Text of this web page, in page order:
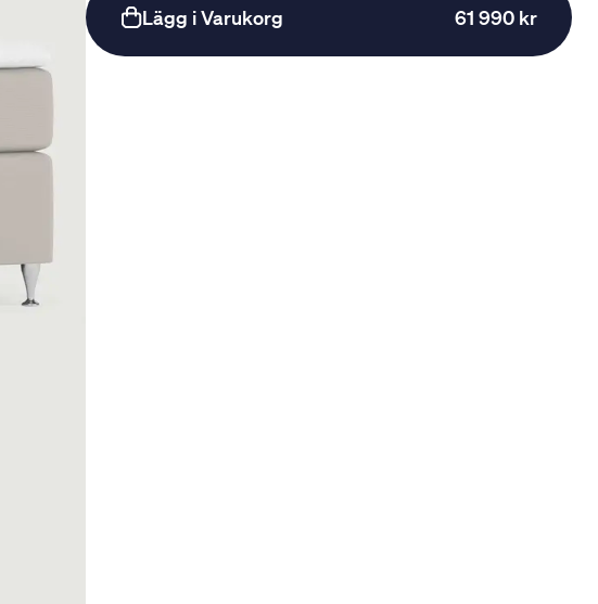
Lägg i Varukorg 61 990 kr